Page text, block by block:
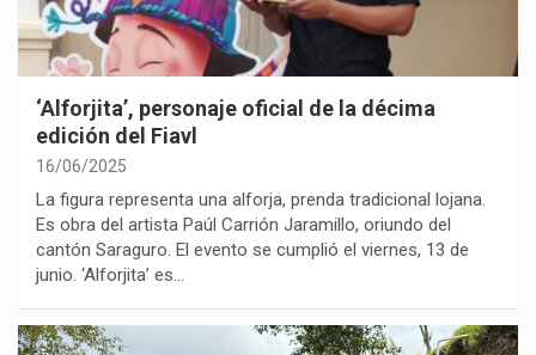
‘Alforjita’, personaje oficial de la décima
edición del Fiavl
16/06/2025
La figura representa una alforja, prenda tradicional lojana.
Es obra del artista Paúl Carrión Jaramillo, oriundo del
cantón Saraguro. El evento se cumplió el viernes, 13 de
junio. ‘Alforjita’ es…